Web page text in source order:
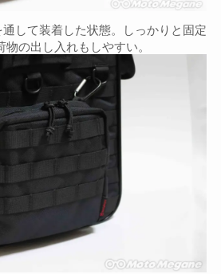
して装着した状態。しっかりと固定
物の出し入れもしやすい。